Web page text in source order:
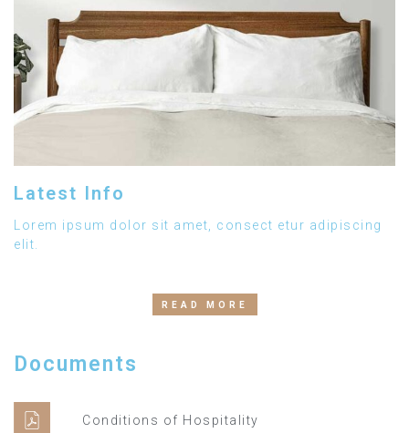
Latest Info
Lorem ipsum dolor sit amet, consect etur adipiscing
elit.
READ MORE
Documents
Conditions of Hospitality